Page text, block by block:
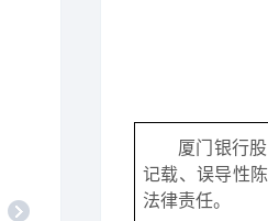
厦门银行
记载、误导性
法律责任。